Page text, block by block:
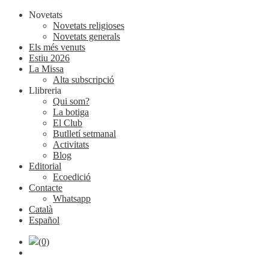
Novetats
Novetats religioses
Novetats generals
Els més venuts
Estiu 2026
La Missa
Alta subscripció
Llibreria
Qui som?
La botiga
El Club
Butlletí setmanal
Activitats
Blog
Editorial
Ecoedició
Contacte
Whatsapp
Català
Español
(0)